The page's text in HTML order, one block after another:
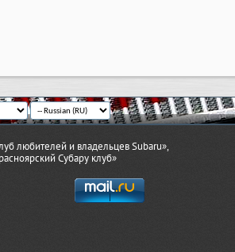
любителей и владельцев Subaru»,
Субару клуб»